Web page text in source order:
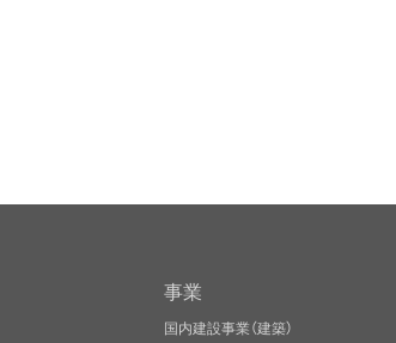
事業
国内建設事業（建築）